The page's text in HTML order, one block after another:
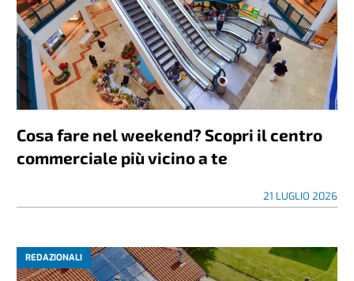
Cosa fare nel weekend? Scopri il centro
commerciale più vicino a te
21 LUGLIO 2026
REDAZIONALI